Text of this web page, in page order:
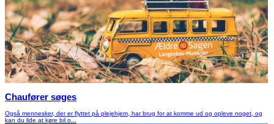
Chaufører søges
Også mennesker, der er flyttet på plejehjem, har brug for at komme ud og opleve noget, og
kan du lide at køre bil o...